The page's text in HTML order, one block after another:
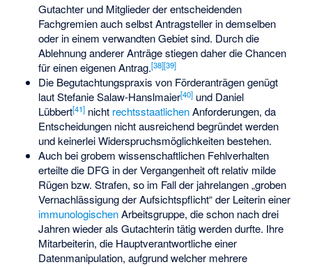
Gutachter und Mitglieder der entscheidenden
Fachgremien auch selbst Antragsteller in demselben
oder in einem verwandten Gebiet sind. Durch die
Ablehnung anderer Anträge stiegen daher die Chancen
für einen eigenen Antrag.[38][39]
Die Begutachtungspraxis von Förderanträgen genügt
laut Stefanie Salaw-Hanslmaier[40]und Daniel
Lübbert[41]nicht rechtsstaatlichenAnforderungen, da
Entscheidungen nicht ausreichend begründet werden
und keinerlei Widerspruchsmöglichkeiten bestehen.
Auch bei grobem wissenschaftlichen Fehlverhalten
erteilte die DFG in der Vergangenheit oft relativ milde
Rügen bzw. Strafen, so im Fall der jahrelangen „groben
Vernachlässigung der Aufsichtspflicht“ der Leiterin einer
immunologischenArbeitsgruppe, die schon nach drei
Jahren wieder als Gutachterin tätig werden durfte. Ihre
Mitarbeiterin, die Hauptverantwortliche einer
Datenmanipulation, aufgrund welcher mehrere